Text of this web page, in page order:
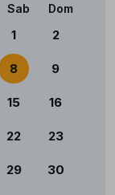
Sab Dom
1 2
8 9
15 16
22 23
29 30